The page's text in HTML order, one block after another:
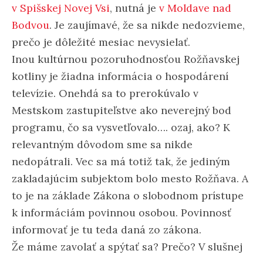
v Spišskej Novej Vsi, nutná je v Moldave nad
Bodvou. Je zaujímavé, že sa nikde nedozvieme,
prečo je dôležité mesiac nevysielať.
Inou kultúrnou pozoruhodnosťou Rožňavskej
kotliny je žiadna informácia o hospodárení
televízie. Onehdá sa to prerokúvalo v
Mestskom zastupiteľstve ako neverejný bod
programu, čo sa vysvetľovalo…. ozaj, ako? K
relevantným dôvodom sme sa nikde
nedopátrali. Vec sa má totiž tak, že jediným
zakladajúcim subjektom bolo mesto Rožňava. A
to je na základe Zákona o slobodnom prístupe
k informáciám povinnou osobou. Povinnosť
informovať je tu teda daná zo zákona.
Že máme zavolať a spýtať sa? Prečo? V slušnej